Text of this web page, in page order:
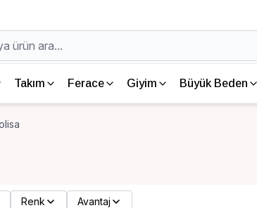
Takım Ferace Giyim Büyük Beden
Renk Avantaj